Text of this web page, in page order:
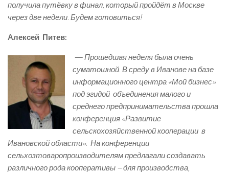
получила путёвку в финал, который пройдёт в Москве
через две недели. Будем готовиться!
Алексей Питев:
— Прошедшая неделя была очень
суматошной. В среду в Иванове на базе
информационного центра «Мой бизнес»
под эгидой объединения малого и
среднего предпринимательства прошла
конференция «Развитие
сельскохозяйственной кооперации в
Ивановской области». На конференции
сельхозтоваропроизводителям предлагали создавать
различного рода кооперативы – для производства,